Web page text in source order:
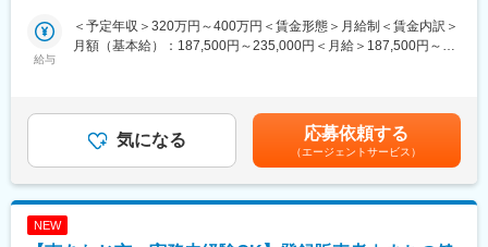
■現場から店舗運営まで段階的に成長できる環境：
レジ・商品管理などの基礎業務からスタートし、将来的には店長
地域のお客様との距離が近く、日々の接客や相談対応を通じて、
信頼される存在として働けます。
■安定した経営基盤のもと、長期的なキャリア形成が可能：
ツルハグループの一員として安定した基盤があり、腰を据えてキ
まずは、レジ業務や商品管理などの基礎業務からスタートし、店
舗運営の基本を学んでいただきます。
・商品陳列・売場づくり
・発注・在庫管理
・売上・数値管理の補助
・スタッフのサポート業務
☆経験や適性に応じて、将来的にはスタッフの育成、
給与
＜予定年収＞320万円～400万円＜賃金形態＞月給制＜賃金内訳＞
月額（基本給）：187,500円～235,000円＜月給＞187,500円～
可能性があります。月給(月額)は固定手当を含めた表記です。
気になる 応募依頼する
（エージェントサービス）
NEW